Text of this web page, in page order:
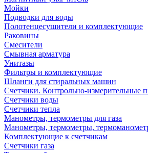
Мойки
Подводки для воды
Полотенцесушители и комплектующие
Раковины
Смесители
Смывная арматура
Унитазы
Фильтры и комплектующие
Шланги для стиральных машин
Счетчики. Контрольно-измерительные
Счетчики воды
Счетчики тепла
Манометры, термометры для газа
Манометры, термометры,
Комплектующие к счетчикам
Счетчики газа